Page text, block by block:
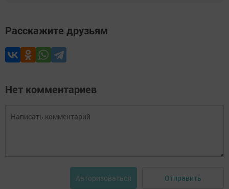
Расскажите друзьям
Нет комментариев
Авторизоваться Отправить